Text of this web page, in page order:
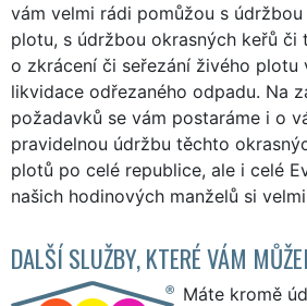
vám velmi rádi pomůžou s
plotu, s údržbou okrasných keřů či
o zkrácení či seřezání živého plotu
likvidace odřezaného odpadu. Na
požadavků se vám postaráme i o
pravidelnou údržbu těchto
plotů po celé republice, ale i celé
našich hodinových manželů si
DALŠÍ SLUŽBY, KTERÉ VÁM
Máte kromě